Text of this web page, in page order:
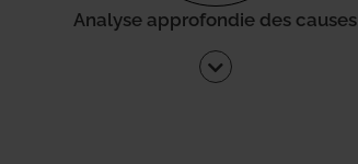
Analyse approfondie des causes